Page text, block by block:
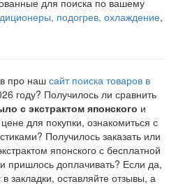
для поиска по вашему
подогрев, охлаждение,
про наш сайт поиска товаров в
году? Получилось ли сравнить
с экстрактом японского и
для покупки, ознакомиться с
Получилось заказать или
японского с бесплатной
пришлось доплачивать? Если да,
закладки, оставляйте отзывы, а